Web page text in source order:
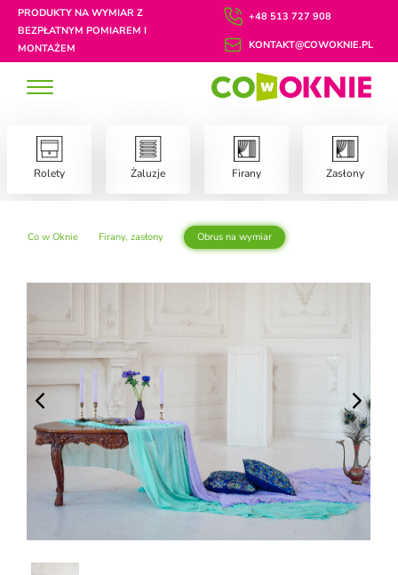
PRODUKTY NA WYMIAR Z
BEZPŁATNYM POMIAREM I
MONTAŻEM
+48 513 727 908
KONTAKT@COWOKNIE.PL
Rolety Żaluzje Firany Zasłony
Co w Oknie Firany, zasłony Obrus na wymiar